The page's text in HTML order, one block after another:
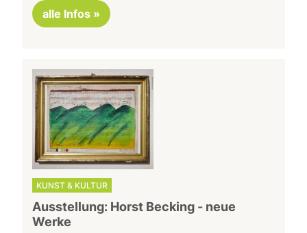
alle Infos »
KUNST & KULTUR
Ausstellung: Horst Becking - neue
Werke